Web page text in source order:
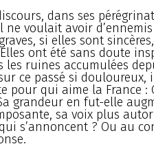
dans ses
ne voulait avoir
si elles sont
ont été sans doute
les ruines accumulées
ce passé si douloureux,
pour qui aime la France :
grandeur en fut-elle
sa voix plus
s’annoncent ? Ou au